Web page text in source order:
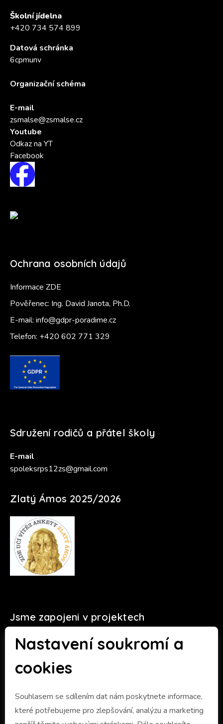
Nastavení soukromí a
cookies
Souhlasem se sdílením dat nám poskytnete informace,
které potřebujeme pro zlepšování, analýzu a marketing
Školní jídelna
+420 734 574 899
Datová schránka
6cpmunv
Organizační schéma
E-mail
zsmalse@zsmalse.cz
Youtube
Odkaz na YT
Facebook
Ochrana osobních údajů
Informace ZDE
Pověřenec: Ing. David Janota, Ph.D.
E-mail: info@gdpr-poradime.cz
Telefon: +420 602 771 329
Sdružení rodičů a přátel školy
E-mail
spoleksrps12zs@gmail.com
Zlatý Ámos 2025/2026
Jsme zapojeni v projektech